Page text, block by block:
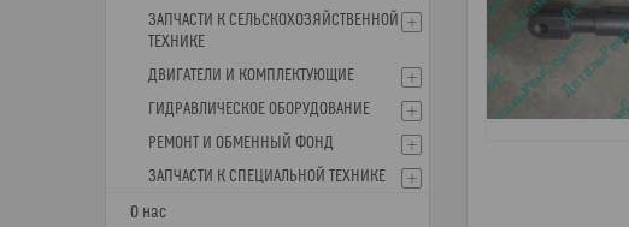
ЗАПЧАСТИ К СЕЛЬСКОХОЗЯЙСТВЕННОЙ
ТЕХНИКЕ
ДВИГАТЕЛИ И КОМПЛЕКТУЮЩИЕ
ГИДРАВЛИЧЕСКОЕ ОБОРУДОВАНИЕ
РЕМОНТ И ОБМЕННЫЙ ФОНД
ЗАПЧАСТИ К СПЕЦИАЛЬНОЙ ТЕХНИКЕ
О нас